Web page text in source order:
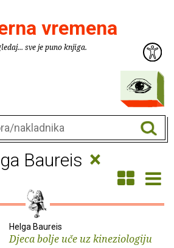
vremena
sve je puno knjiga.
Baureis ×
Helga Baureis
Djeca bolje uče uz kineziologiju